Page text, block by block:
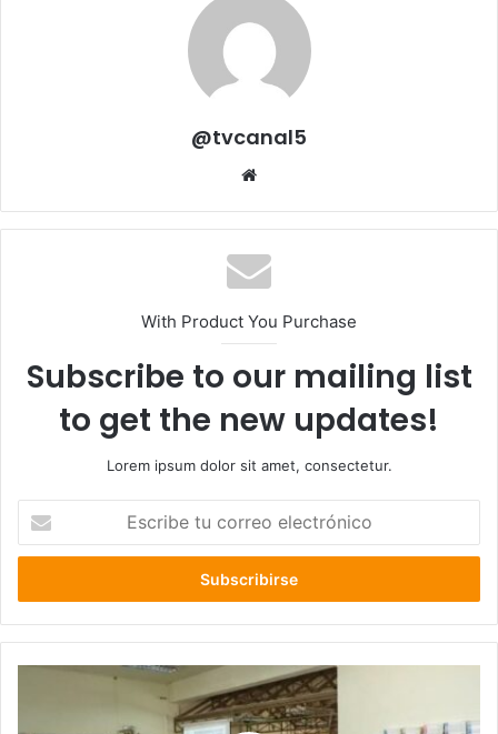
@tvcanal5
With Product You Purchase
Subscribe to our mailing list
to get the new updates!
Lorem ipsum dolor sit amet, consectetur.
correo
Biblioteca